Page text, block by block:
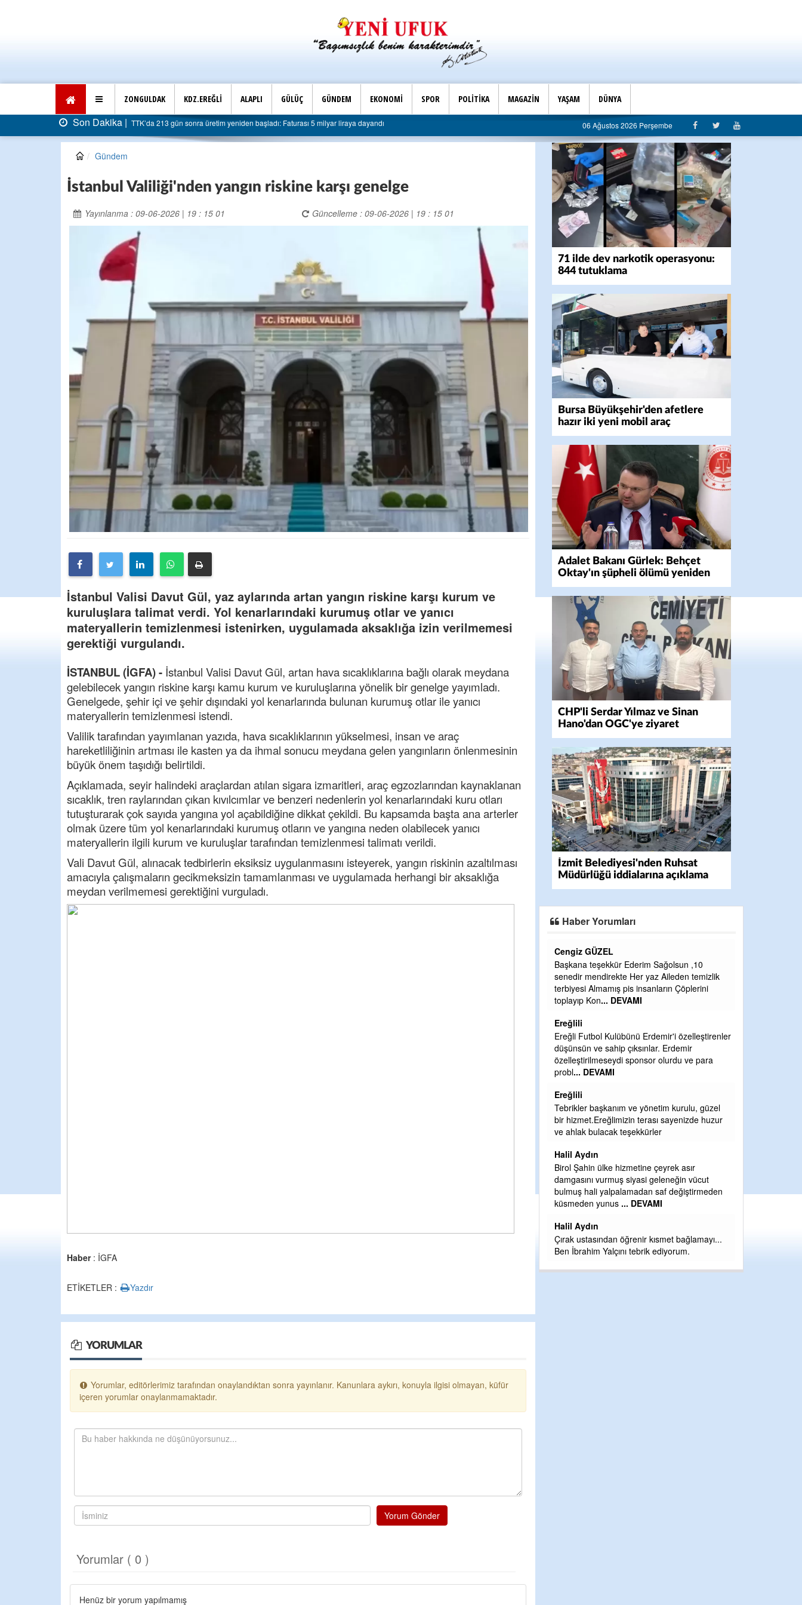
ZONGULDAK KDZ.EREĞLİ ALAPLI GÜLÜÇ GÜNDEM EKONOMİ SPOR POLİTİKA MAGAZİN YAŞAM DÜNYA
213 gün sonra üretim yeniden başladı: Faturası 5 milyar liraya dayandı Son Dakika |AK Parti Ereğli İlçe Başkanlığı’ndan belediyeye sert eleştiri: “Algı siyaseti değil, hizmet belediyeciliği”
06 Ağustos 2026 Perşembe
Gündem
İstanbul Valiliği'nden yangın riskine karşı genelge
Yayınlanma : 09-06-2026 | 19 : 15 01 Güncelleme : 09-06-2026 | 19 : 15 01
İstanbul Valisi Davut Gül, yaz aylarında artan yangın riskine karşı kurum ve
kuruluşlara talimat verdi. Yol kenarlarındaki kurumuş otlar ve yanıcı
materyallerin temizlenmesi istenirken, uygulamada aksaklığa izin verilmemesi
gerektiği vurgulandı.
İSTANBUL (İGFA) - İstanbul Valisi Davut Gül, artan hava sıcaklıklarına bağlı olarak meydana
gelebilecek yangın riskine karşı kamu kurum ve kuruluşlarına yönelik bir genelge yayımladı.
Genelgede, şehir içi ve şehir dışındaki yol kenarlarında bulunan kurumuş otlar ile yanıcı
materyallerin temizlenmesi istendi.
Valilik tarafından yayımlanan yazıda, hava sıcaklıklarının yükselmesi, insan ve araç
hareketliliğinin artması ile kasten ya da ihmal sonucu meydana gelen yangınların önlenmesinin
büyük önem taşıdığı belirtildi.
Açıklamada, seyir halindeki araçlardan atılan sigara izmaritleri, araç egzozlarından kaynaklanan
sıcaklık, tren raylarından çıkan kıvılcımlar ve benzeri nedenlerin yol kenarlarındaki kuru otları
tutuşturarak çok sayıda yangına yol açabildiğine dikkat çekildi. Bu kapsamda başta ana arterler
olmak üzere tüm yol kenarlarındaki kurumuş otların ve yangına neden olabilecek yanıcı
materyallerin ilgili kurum ve kuruluşlar tarafından temizlenmesi talimatı verildi.
Vali Davut Gül, alınacak tedbirlerin eksiksiz uygulanmasını isteyerek, yangın riskinin azaltılması
amacıyla çalışmaların gecikmeksizin tamamlanması ve uygulamada herhangi bir aksaklığa
meydan verilmemesi gerektiğini vurguladı.
Haber: İGFA
ETİKETLER : Yazdır
YORUMLAR
Yorumlar, editörlerimiz tarafından onaylandıktan sonra yayınlanır. Kanunlara aykırı, konuyla ilgisi olmayan, küfür
içeren yorumlar onaylanmamaktadır.
Yorum Gönder
Yorumlar ( 0 )
Henüz bir yorum yapılmamış
71 ilde dev narkotik operasyonu:
844 tutuklama
Bursa Büyükşehir'den afetlere
hazır iki yeni mobil araç
Adalet Bakanı Gürlek: Behçet
Oktay'ın şüpheli ölümü yeniden
kapsamlı şekilde incelenecek
CHP'li Serdar Yılmaz ve Sinan
Hano'dan OGC'ye ziyaret
İzmit Belediyesi'nden Ruhsat
Müdürlüğü iddialarına açıklama
Haber Yorumları
Cengiz GÜZEL
Başkana teşekkür Ederim Sağolsun ,10
senedir mendirekte Her yaz Aileden temizlik
terbiyesi Almamış pis insanların Çöplerini
toplayıp Kon... DEVAMI
Ereğlili
Ereğli Futbol Kulübünü Erdemir'i özelleştirenler
düşünsün ve sahip çıksınlar. Erdemir
özelleştirilmeseydi sponsor olurdu ve para
probl... DEVAMI
Ereğlili
Tebrikler başkanım ve yönetim kurulu, güzel
bir hizmet.Ereğlimizin terası sayenizde huzur
ve ahlak bulacak teşekkürler
Halil Aydın
Birol Şahin ülke hizmetine çeyrek asır
damgasını vurmuş siyasi geleneğin vücut
bulmuş hali yalpalamadan saf değiştirmeden
küsmeden yunus ... DEVAMI
Halil Aydın
Çırak ustasından öğrenir kısmet bağlamayı...
Ben İbrahim Yalçını tebrik ediyorum.